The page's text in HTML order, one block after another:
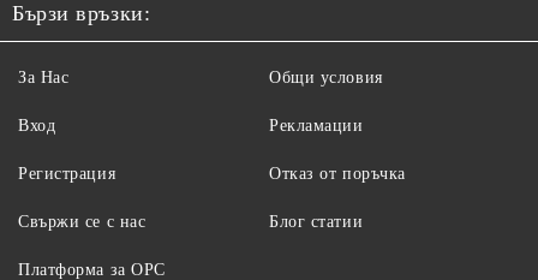
Бързи връзки:
За Нас
Вход
Регистрация
Свържи се с нас
Общи условия
Рекламации
Отказ от поръчка
Блог статии
Платформа за ОРС